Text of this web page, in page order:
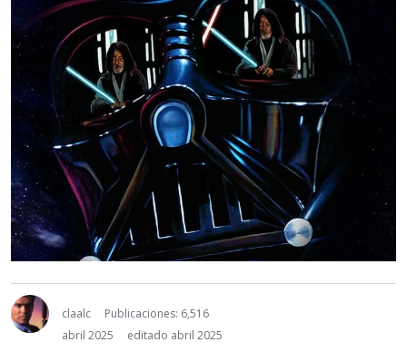
claalc
Publicaciones: 6,516
abril 2025
editado abril 2025